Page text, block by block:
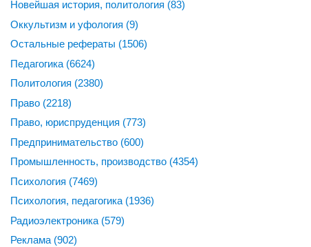
Новейшая история, политология (83)
Оккультизм и уфология (9)
Остальные рефераты (1506)
Педагогика (6624)
Политология (2380)
Право (2218)
Право, юриспруденция (773)
Предпринимательство (600)
Промышленность, производство (4354)
Психология (7469)
Психология, педагогика (1936)
Радиоэлектроника (579)
Реклама (902)